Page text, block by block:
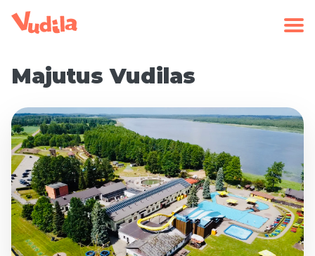
Majutus Vudilas